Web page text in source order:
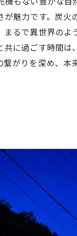
が魅力です。炭
まるで異世界の
共に過ごす時間
がりを深め、本